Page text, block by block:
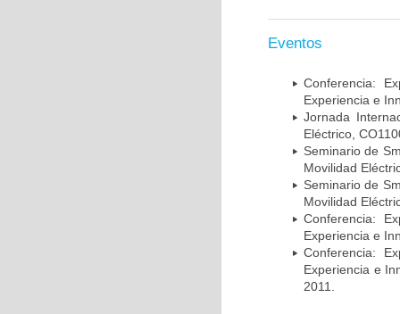
Eventos
Conferencia:
Experiencia e
Jornada
Eléctrico,
Seminario de
Movilidad
Seminario de
Movilidad
Conferencia:
Experiencia e
Conferencia:
Experiencia e
2011.